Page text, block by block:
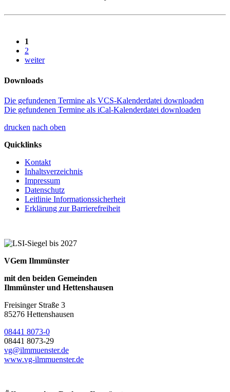
1
2
weiter
Downloads
Die gefundenen Termine als VCS-Kalenderdatei downloaden
Die gefundenen Termine als iCal-Kalenderdatei downloaden
drucken nach oben
Quicklinks
Kontakt
Inhaltsverzeichnis
Impressum
Datenschutz
Leitlinie Informationssicherheit
Erklärung zur Barrierefreiheit
VGem Ilmmünster
mit den beiden Gemeinden
Ilmmünster und Hettenshausen
Freisinger Straße 3
85276 Hettenshausen
08441 8073-0
08441 8073-29
vg@ilmmuenster.de
www.vg-ilmmuenster.de